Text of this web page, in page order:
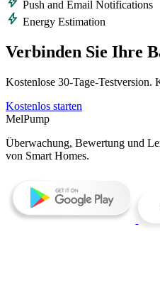
Push and Email Notifications
bolt Energy Estimation
Verbinden Sie Ihre
Kostenlose
Kostenlos starten
MelPump
Überwachung, Bewertung und
von Smart Homes.